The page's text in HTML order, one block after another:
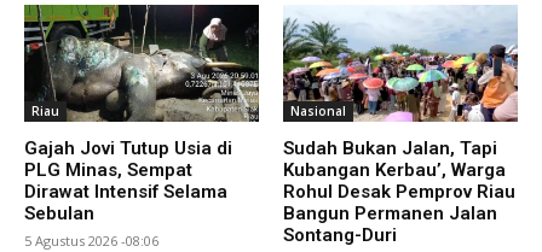
Riau
Gajah Jovi Tutup Usia di
PLG Minas, Sempat
Dirawat Intensif Selama
Sebulan
5 Agustus 2026 -08:06
Nasional
Sudah Bukan Jalan, Tapi
Kubangan Kerbau’, Warga
Rohul Desak Pemprov Riau
Bangun Permanen Jalan
Sontang-Duri